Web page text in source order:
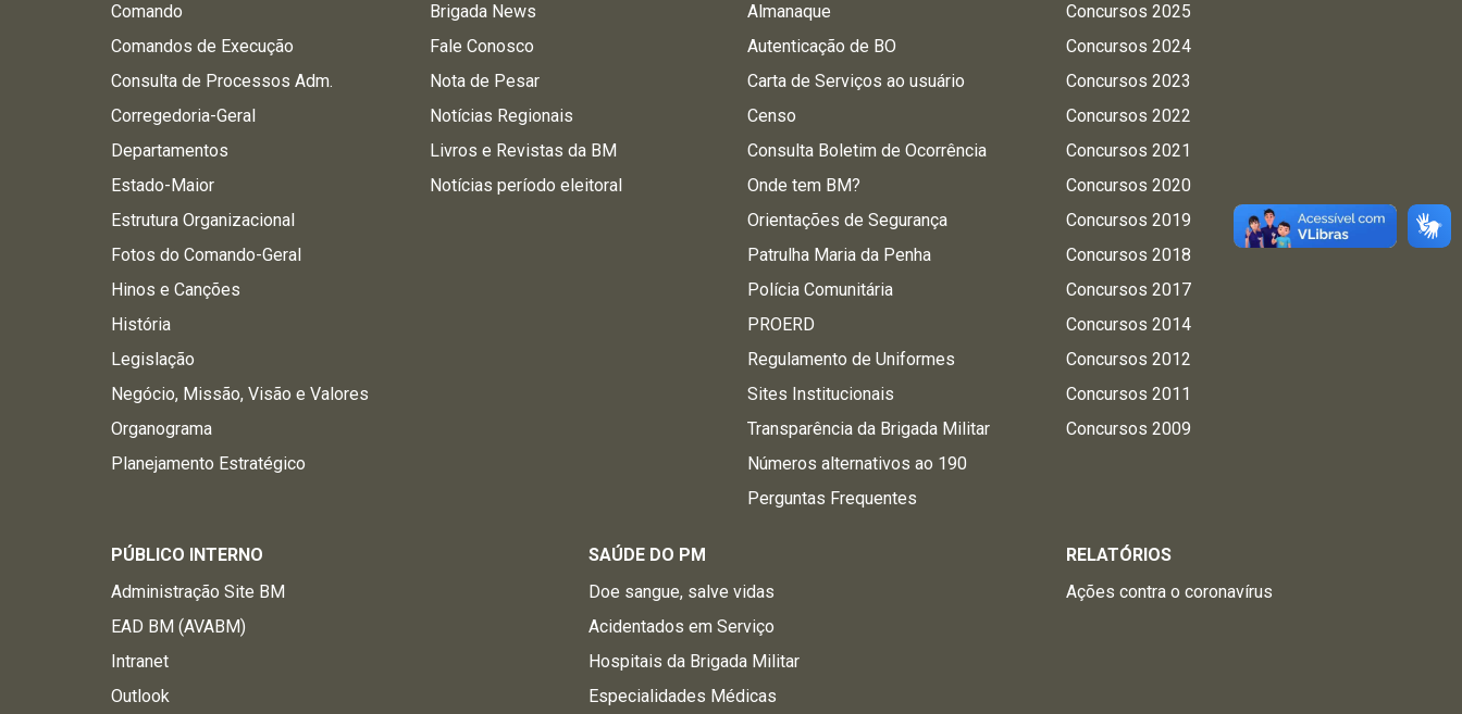
Comando
Comandos de Execução
Consulta de Processos Adm.
Corregedoria-Geral
Departamentos
Estado-Maior
Estrutura Organizacional
Fotos do Comando-Geral
Hinos e Canções
História
Legislação
Negócio, Missão, Visão e Valores
Organograma
Planejamento Estratégico
Brigada News
Fale Conosco
Nota de Pesar
Notícias Regionais
Livros e Revistas da BM
Notícias período eleitoral
Almanaque
Autenticação de BO
Carta de Serviços ao usuário
Censo
Consulta Boletim de Ocorrência
Onde tem BM?
Orientações de Segurança
Patrulha Maria da Penha
Polícia Comunitária
PROERD
Regulamento de Uniformes
Sites Institucionais
Transparência da Brigada Militar
Números alternativos ao 190
Perguntas Frequentes
Concursos 2025
Concursos 2024
Concursos 2023
Concursos 2022
Concursos 2021
Concursos 2020
Concursos 2019
Concursos 2018
Concursos 2017
Concursos 2014
Concursos 2012
Concursos 2011
Concursos 2009
PÚBLICO INTERNO
Administração Site BM
EAD BM (AVABM)
Intranet
Outlook
SAÚDE DO PM
Doe sangue, salve vidas
Acidentados em Serviço
Hospitais da Brigada Militar
Especialidades Médicas
RELATÓRIOS
Ações contra o coronavírus